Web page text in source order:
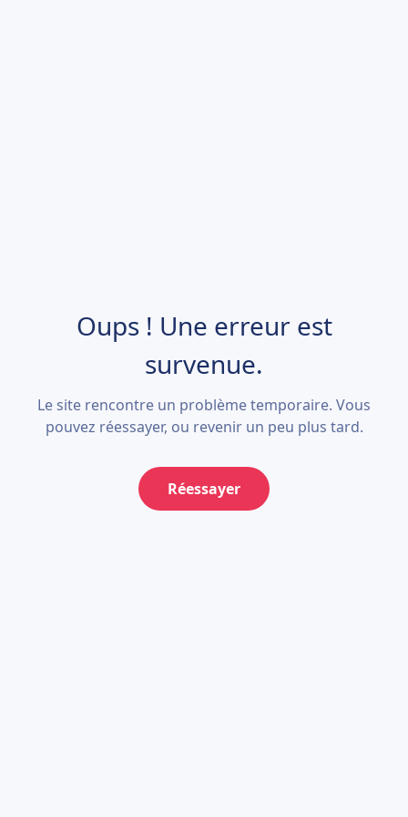
Oups ! Une erreur est
survenue.
Le site rencontre un problème temporaire. Vous
pouvez réessayer, ou revenir un peu plus tard.
Réessayer